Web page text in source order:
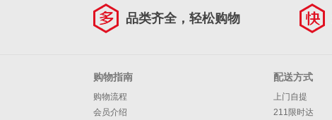
品类齐全，轻松购物
购物指南
购物流程
会员介绍
配送方式
上门自提
211限时达